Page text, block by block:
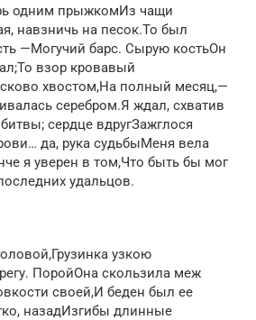
одним прыжкомИз чащи
навзничь на песок.То был
—Могучий барс. Сырую костьОн
взор кровавый
хвостом,На полный месяц,—
серебром.Я ждал, схватив
сердце вдругЗажглося
да, рука судьбыМеня вела
я уверен в том,Что быть бы мог
удальцов.
узкою
ПоройОна скользила меж
своей,И беден был ее
назадИзгибы длинные